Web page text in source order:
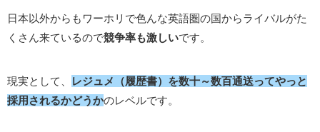
日本以外からもワーホリで色んな英語圏の国からライバルがた
くさん来ているので競争率も激しいです。
現実として、
レジュメ（履歴書）を数十～数百通送ってやっと
採用されるかどうかのレベルです。